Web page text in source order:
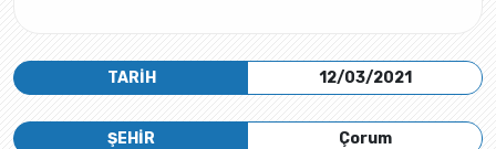
TARİH 12/03/2021
Çorum
ŞEHİR